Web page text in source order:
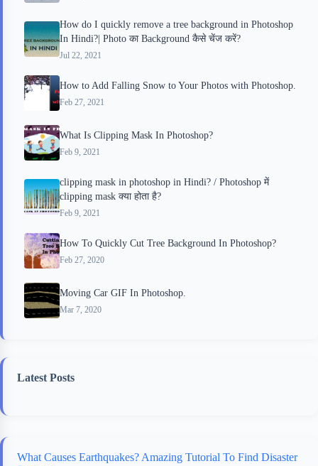
How do I quickly remove a tree background in Photoshop
In Hindi?| Photo का Background कैसे चेंज करें?
Jul 22, 2021
How to Add Falling Snow to Your Photos with Photoshop.
Feb 27, 2021
What Is Clipping Mask In Photoshop?
Feb 9, 2021
clipping mask in photoshop in Hindi? / Photoshop में
clipping mask क्या होता है?
Feb 9, 2021
How To Quickly Cut Tree Background In Photoshop?
Feb 27, 2020
Moving Car GIF In Photoshop.
Mar 7, 2020
Latest Posts
What Causes Earthquakes? Amazing Tutorial To Find Disaster